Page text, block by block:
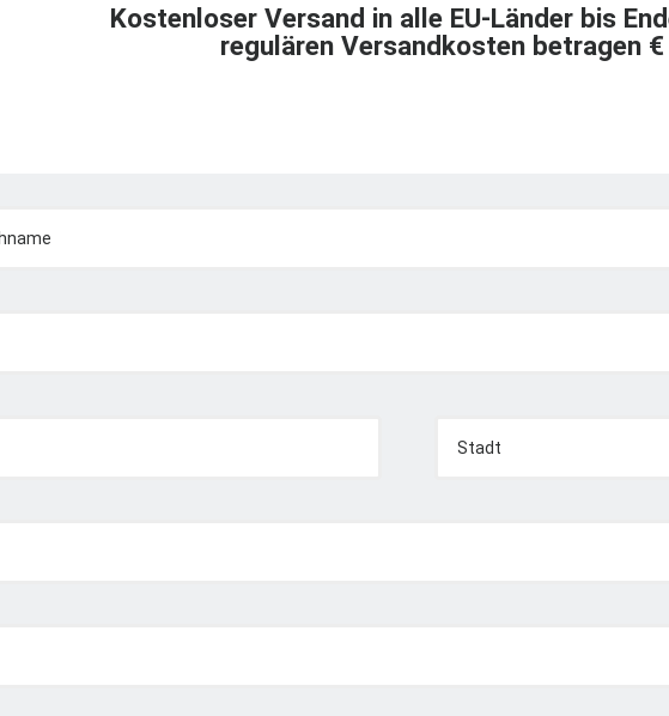
Kostenloser Versand in alle EU-Länder bis
regulären Versandkosten betragen €